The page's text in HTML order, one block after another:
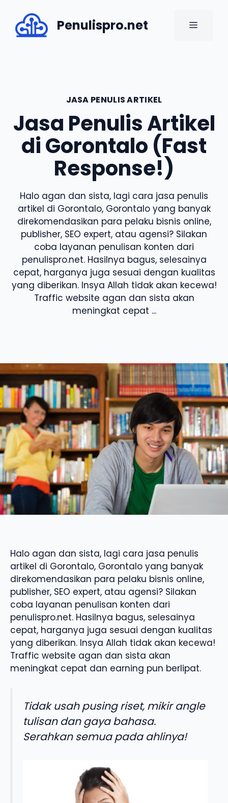
content
Penulispro.net MENU
JASA PENULIS ARTIKEL
Jasa Penulis Artikel
di Gorontalo (Fast
Response!)
Halo agan dan sista, lagi cara jasa penulis
artikel di Gorontalo, Gorontalo yang banyak
direkomendasikan para pelaku bisnis online,
publisher, SEO expert, atau agensi? Silakan
coba layanan penulisan konten dari
penulispro.net. Hasilnya bagus, selesainya
cepat, harganya juga sesuai dengan kualitas
yang diberikan. Insya Allah tidak akan kecewa!
Traffic website agan dan sista akan
meningkat cepat ...
Halo agan dan sista, lagi cara jasa penulis
artikel di Gorontalo, Gorontalo yang banyak
direkomendasikan para pelaku bisnis online,
publisher, SEO expert, atau agensi? Silakan
coba layanan penulisan konten dari
penulispro.net. Hasilnya bagus, selesainya
cepat, harganya juga sesuai dengan kualitas
yang diberikan. Insya Allah tidak akan kecewa!
Traffic website agan dan sista akan
meningkat cepat dan earning pun berlipat.
Tidak usah pusing riset, mikir angle
tulisan dan gaya bahasa.
Serahkan semua pada ahlinya!